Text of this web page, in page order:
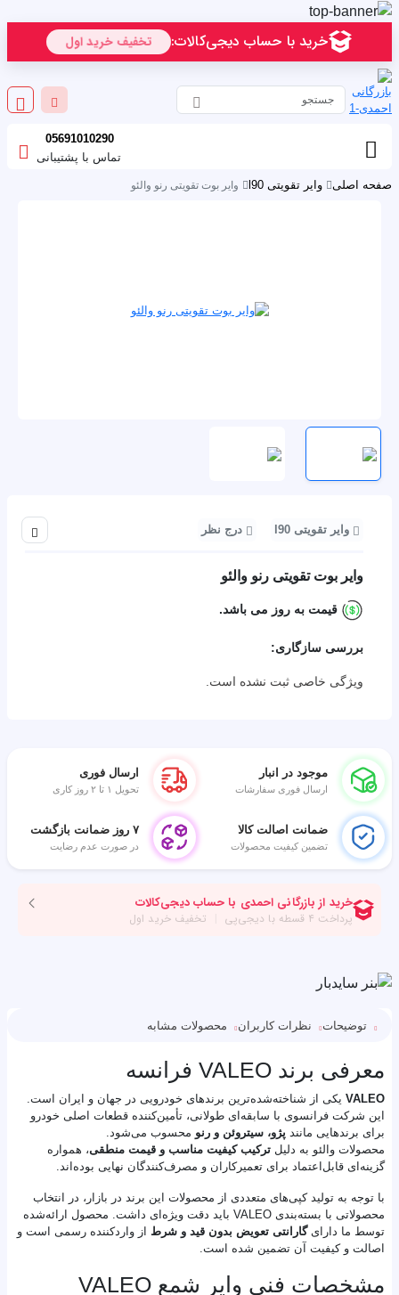
05691010290
تماس با پشتیبانی
صفحه اصلی وایر تقویتی l90 وایر بوت تقویتی رنو والئو
وایر تقویتی l90 درج نظر
وایر بوت تقویتی رنو والئو
قیمت به روز می باشد.
بررسی سازگاری:
ویژگی خاصی ثبت نشده است.
موجود در انبار
ارسال فوری سفارشات
ارسال فوری
تحویل ۱ تا ۲ روز کاری
ضمانت اصالت کالا
تضمین کیفیت محصولات
۷ روز ضمانت بازگشت
در صورت عدم رضایت
توضیحات نظرات کاربران محصولات مشابه
معرفی برند VALEO فرانسه
VALEO یکی از شناخته‌شده‌ترین برندهای خودرویی در جهان و ایران است.
این شرکت فرانسوی با سابقه‌ای طولانی، تأمین‌کننده قطعات اصلی خودرو
برای برندهایی مانند پژو، سیتروئن و رنو محسوب می‌شود.
محصولات والئو به دلیل ترکیب کیفیت مناسب و قیمت منطقی، همواره
گزینه‌ای قابل‌اعتماد برای تعمیرکاران و مصرف‌کنندگان نهایی بوده‌اند.
با توجه به تولید کپی‌های متعددی از محصولات این برند در بازار، در انتخاب
محصولاتی با بسته‌بندی VALEO باید دقت ویژه‌ای داشت. محصول ارائه‌شده
توسط ما دارایگارانتی تعویض بدون قید و شرط از واردکننده رسمی است و
اصالت و کیفیت آن تضمین شده است.
مشخصات فنی وایر شمع VALEO